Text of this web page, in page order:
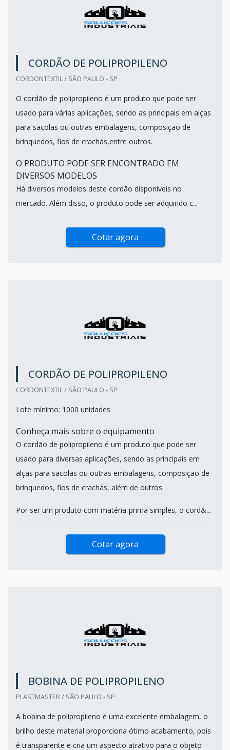
CORDÃO DE POLIPROPILENO
CORDONTEXTIL / SÃO PAULO - SP
O cordão de polipropileno é um produto que pode ser
usado para várias aplicações, sendo as principais em alças
para sacolas ou outras embalagens, composição de
brinquedos, fios de crachás,entre outros.
O PRODUTO PODE SER ENCONTRADO EM
DIVERSOS MODELOS
Há diversos modelos deste cordão disponíveis no
mercado. Além disso, o produto pode ser adquirido c...
Cotar agora
CORDÃO DE POLIPROPILENO
CORDONTEXTIL / SÃO PAULO - SP
Lote mínimo: 1000 unidades
Conheça mais sobre o equipamento
O cordão de polipropileno é um produto que pode ser
usado para diversas aplicações, sendo as principais em
alças para sacolas ou outras embalagens, composição de
brinquedos, fios de crachás, além de outros.
Por ser um produto com matéria-prima simples, o cord&...
Cotar agora
BOBINA DE POLIPROPILENO
PLASTMASTER / SÃO PAULO - SP
A bobina de polipropileno é uma excelente embalagem, o
brilho deste material proporciona ótimo acabamento, pois
é transparente e cria um aspecto atrativo para o objeto